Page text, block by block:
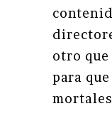
otro
para